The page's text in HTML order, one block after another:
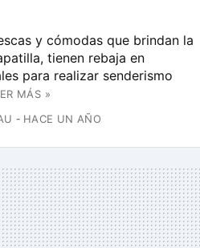
y cómodas que brindan la
tienen rebaja en
para realizar senderismo
MÁS »
HACE UN AÑO